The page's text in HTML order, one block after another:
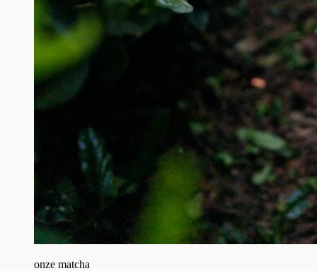
onze matcha